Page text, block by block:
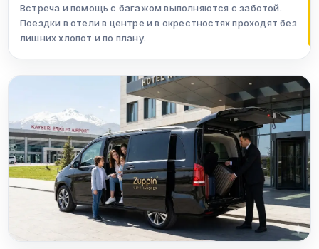
Встреча и помощь с багажом выполняются с заботой.
Поездки в отели в центре и в окрестностях проходят без
лишних хлопот и по плану.